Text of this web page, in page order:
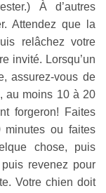
À d’autres
Attendez que la
relâchez votre
invité. Lorsqu’un
assurez-vous de
au moins 10 à 20
forgeron! Faites
ou faites
chose, puis
revenez pour
Votre chien doit